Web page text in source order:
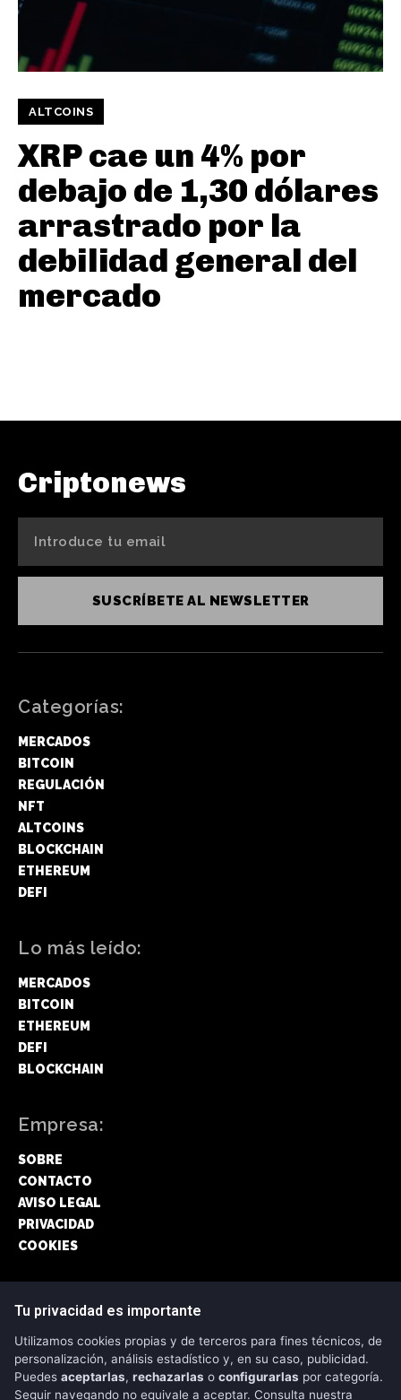
ALTCOINS
XRP cae un 4% por
debajo de 1,30 dólares
arrastrado por la
debilidad general del
mercado
Criptonews
SUSCRÍBETE AL NEWSLETTER
Categorías:
MERCADOS
BITCOIN
REGULACIÓN
NFT
ALTCOINS
BLOCKCHAIN
ETHEREUM
DEFI
Lo más leído:
MERCADOS
BITCOIN
ETHEREUM
DEFI
BLOCKCHAIN
Empresa:
SOBRE
CONTACTO
AVISO LEGAL
PRIVACIDAD
COOKIES
Síguenos:
FACEBOOK
TWITTER
Tu privacidad es importante
Utilizamos cookies propias y de terceros para fines técnicos, de
personalización, análisis estadístico y, en su caso, publicidad.
Puedes aceptarlas, rechazarlas o configurarlas por categoría.
Seguir navegando no equivale a aceptar. Consulta nuestra